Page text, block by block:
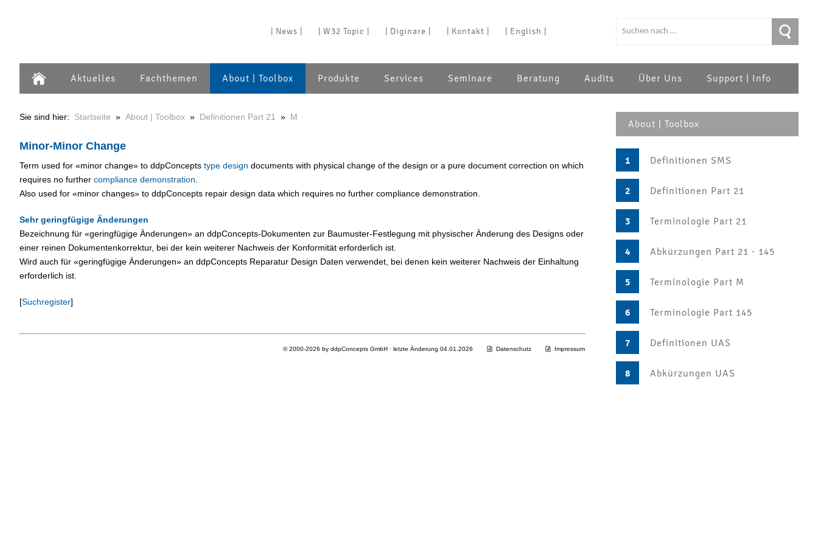
| News | | W32 Topic | | Diginare | | Kontakt | | English |
Aktuelles Fachthemen About | Toolbox Produkte Services Seminare Beratung Audits Über Uns Support | Info
About | Toolbox
1 Definitionen SMS
2 Definitionen Part 21
3 Terminologie Part 21
4 Abkürzungen Part 21 · 145
5 Terminologie Part M
6 Terminologie Part 145
7 Definitionen UAS
8 Abkürzungen UAS
Sie sind hier: Startseite » About | Toolbox » Definitionen Part 21 » M
Minor-Minor Change
Term used for «minor change» to ddpConcepts type design documents with physical change of the design or a pure document correction on which
requires no further compliance demonstration
Also used for «minor changes» to ddpConcepts repair design data which requires no further compliance demonstration.
Sehr geringfügige Änderungen
Bezeichnung für «geringfügige Änderungen» an ddpConcepts-Dokumenten zur Baumuster-Festlegung mit physischer Änderung des Designs oder
einer reinen Dokumentenkorrektur, bei der kein weiterer Nachweis der Konformität erforderlich ist.
Wird auch für «geringfügige Änderungen» an ddpConcepts Reparatur Design Daten verwendet, bei denen kein weiterer Nachweis der Einhaltung
erforderlich ist.
[Suchregister]
© 2000-2026 by ddpConcepts GmbH · letzte Änderung 04.01.2026 Datenschutz Impressum